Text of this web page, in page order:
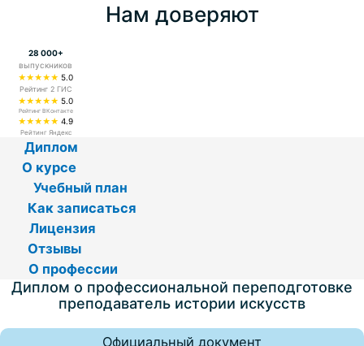
Нам доверяют
28 000+
выпускников
★★★★★ 5.0
Рейтинг 2 ГИС
★★★★★ 5.0
Рейтинг ВКонтакте
★★★★★ 4.9
Рейтинг Яндекс
Диплом
О курсе
Учебный план
Как записаться
Лицензия
Отзывы
О профессии
Диплом о профессиональной переподготовке
преподаватель истории искусств
Официальный документ